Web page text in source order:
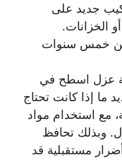
جديد على
الخزانات.
من خمس سنوات
عزل اسطح في
ما إذا كانت تحتاج
مع استخدام مواد
وبذلك تحافظ
مستقبلية قد